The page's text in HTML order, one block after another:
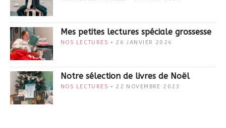
Mes petites lectures spéciale grossesse
NOS LECTURES 26 JANVIER 2024
Notre sélection de livres de Noël
NOS LECTURES 22 NOVEMBRE 2023